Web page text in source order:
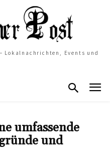
Lokalnachrichten, Events und
umfassende
und